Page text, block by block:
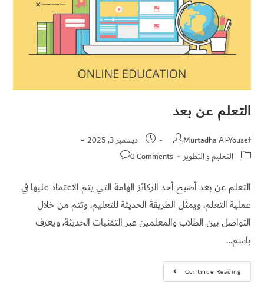
التعلم عن بعد
Murtadha Al-Yousef
ديسمبر 3, 2025
التعليم و التطوير
0 Comments
التعلم عن بعد أصبح أحد الركائز الهامة التي يتم الاعتماد عليها في
عملية التعلم، ويمثل الطريقة الحديثة للتعليم، وتتم من خلال
التواصل بين الطلاب والمعلمين عبر التقنيات الحديثة، ويعرف
باسم…
Continue Reading